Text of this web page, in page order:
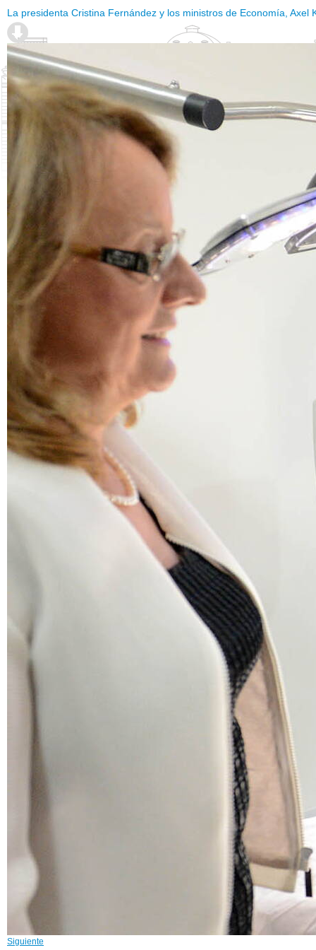
La presidenta Cristina Fernández y los ministros de Economía,
Siguiente